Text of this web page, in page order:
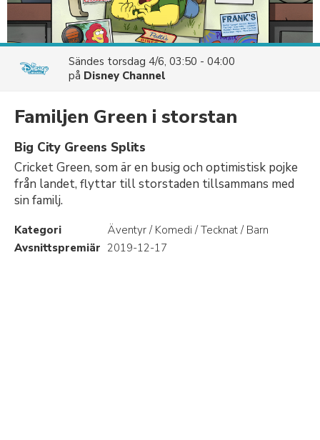
Sändes torsdag 4/6, 03:50 - 04:00
på Disney Channel
Familjen Green i storstan
Big City Greens Splits
Cricket Green, som är en busig och optimistisk pojke
från landet, flyttar till storstaden tillsammans med
sin familj.
Kategori
Äventyr / Komedi / Tecknat / Barn
Avsnittspremiär 2019-12-17